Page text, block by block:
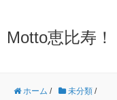
Motto恵比寿！
ホーム / 未分類 /